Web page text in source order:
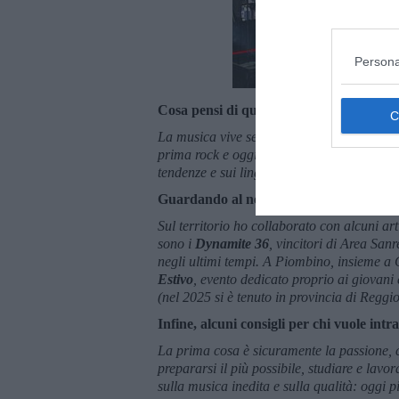
Cosa pensi di queste nuove tendenze
La musica vive sempre di cicli, è sempre
prima rock e oggi soprattutto pop – cerco
tendenze e sui linguaggi della musica
Guardando al nostro territorio, hai
Sul territorio ho collaborato con alcuni
sono i Dynamite 36 , vincitori di Area
negli ultimi tempi. A Piombino, insieme
Estivo , evento dedicato proprio ai
(nel 2025 si è tenuto in provincia di
Infine, alcuni consigli per chi vuole
La prima cosa è sicuramente la
prepararsi il più possibile, studiare e
sulla musica inedita e sulla qualità: oggi